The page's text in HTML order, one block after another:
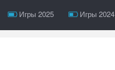
Игры 2025 Игры 2024